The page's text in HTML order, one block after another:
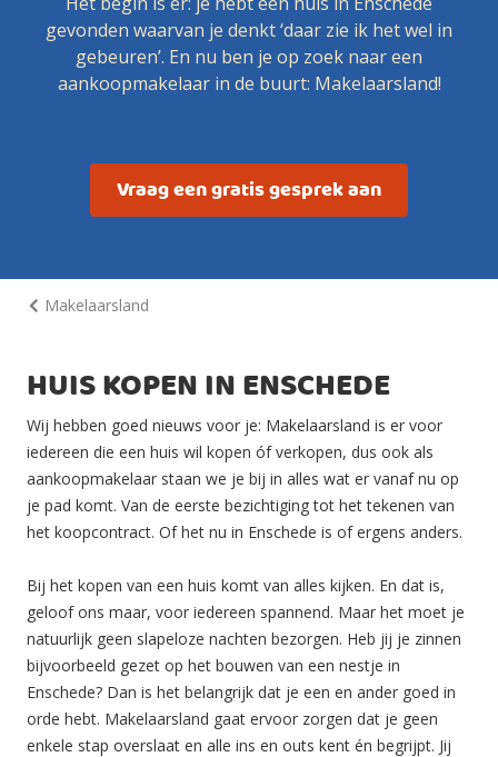
gevonden waarvan je denkt ‘daar zie ik het wel in
gebeuren’. En nu ben je op zoek naar een
aankoopmakelaar in de buurt: Makelaarsland!
Vraag een gratis gesprek aan
Makelaarsland
HUIS KOPEN IN ENSCHEDE
Wij hebben goed nieuws voor je: Makelaarsland is er voor
iedereen die een huis wil kopen óf verkopen, dus ook als
aankoopmakelaar staan we je bij in alles wat er vanaf nu op
je pad komt. Van de eerste bezichtiging tot het tekenen van
het koopcontract. Of het nu in Enschede is of ergens anders.
Bij het kopen van een huis komt van alles kijken. En dat is,
geloof ons maar, voor iedereen spannend. Maar het moet je
natuurlijk geen slapeloze nachten bezorgen. Heb jij je zinnen
bijvoorbeeld gezet op het bouwen van een nestje in
Enschede? Dan is het belangrijk dat je een en ander goed in
orde hebt. Makelaarsland gaat ervoor zorgen dat je geen
enkele stap overslaat en alle ins en outs kent én begrijpt. Jij